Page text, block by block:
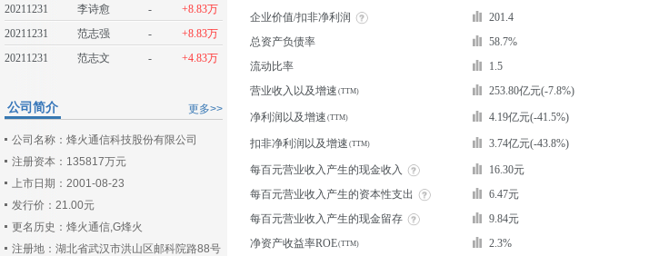
20211231
李诗愈 -
+8.83万
20211231
范志强 -
+8.83万
20211231
范志文 - +4.83万
更多>>
公司简介
公司名称：烽火通信科技股份有限公司
注册资本：135817万元
上市日期：2001-08-23
发行价：21.00元
更名历史：烽火通信,G烽火
注册地：湖北省武汉市洪山区邮科院路88号
企业价值/扣非净利润
201.4
总资产负债率
58.7%
流动比率
1.5
营业收入以及增速
253.80亿元(-7.8%)
净利润以及增速 4.19亿元(-41.5%)
扣非净利润以及增速 3.74亿元(-43.8%)
每百元营业收入产生的现金收入
16.30元
每百元营业收入产生的资本性支出
6.47元
每百元营业收入产生的现金留存
9.84元
净资产收益率ROE
2.3%